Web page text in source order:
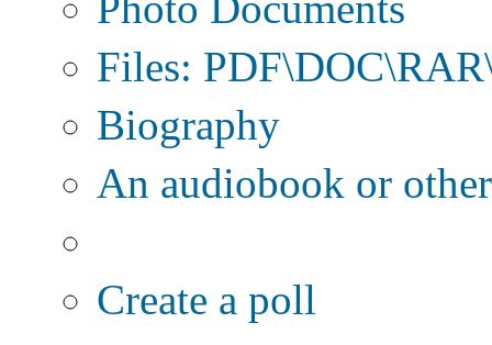
Files:
Biography
An audiobook or
Create a poll